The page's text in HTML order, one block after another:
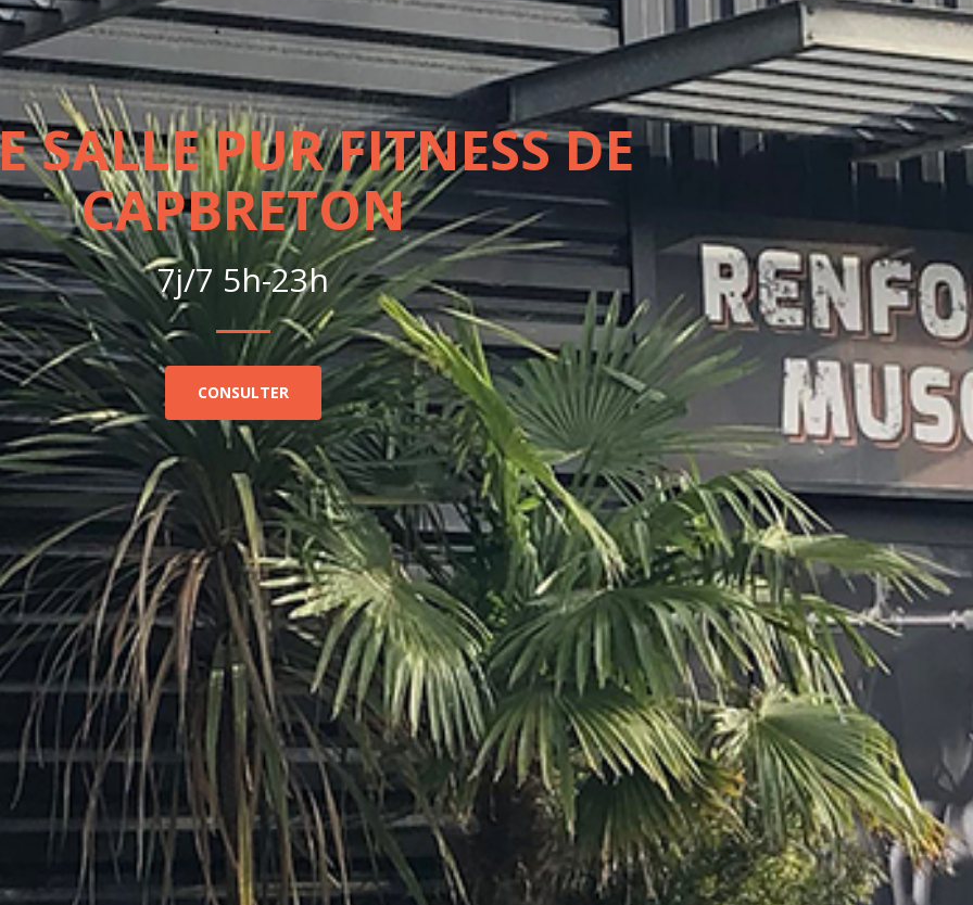
SALLE PUR FITNESS DE
CAPBRETON
7j/7 5h-23h
CONSULTER